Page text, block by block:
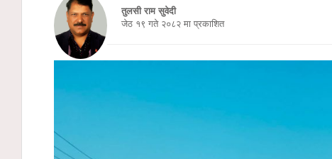
तुलसी राम सुवेदी
जेठ १९ गते २०८२ मा प्रकाशित